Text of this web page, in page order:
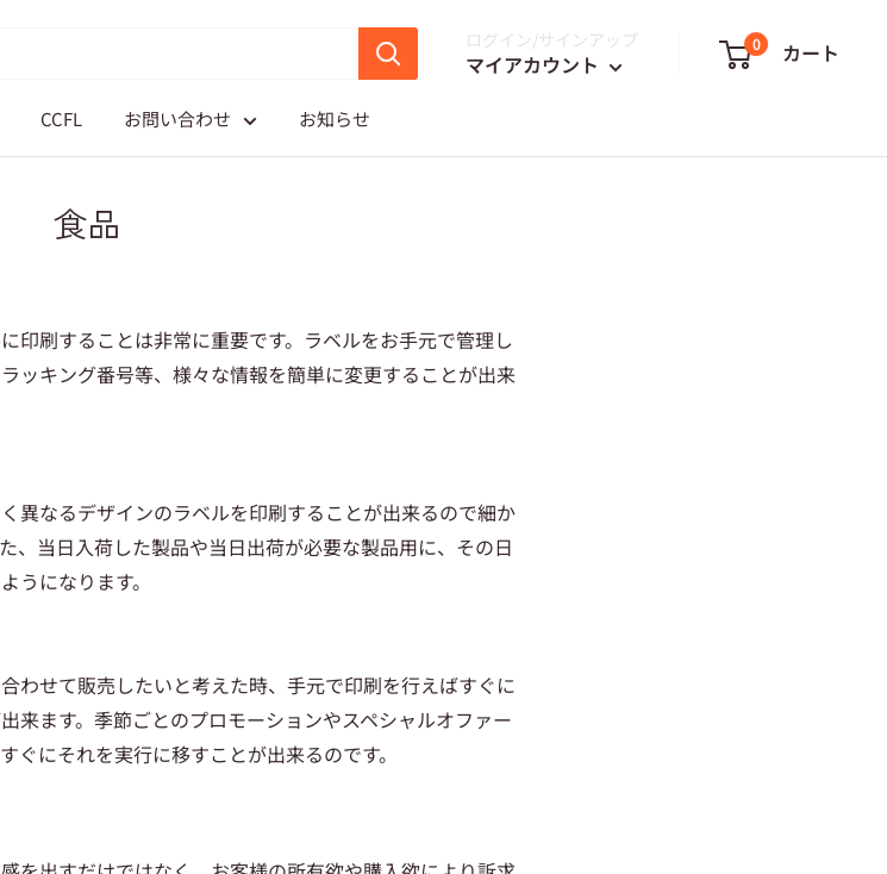
ログイン/サインアップ
マイアカウント
0 カート
CCFL お問い合わせ お知らせ
食品
印刷することは非常に重要です。ラベルをお手元で管理し
ッキング番号等、様々な情報を簡単に変更することが出来
異なるデザインのラベルを印刷することが出来るので細か
、当日入荷した製品や当日出荷が必要な製品用に、その日
うになります。
わせて販売したいと考えた時、手元で印刷を行えばすぐに
来ます。季節ごとのプロモーションやスペシャルオファー
にそれを実行に移すことが出来るのです。